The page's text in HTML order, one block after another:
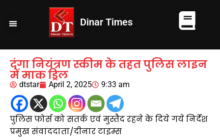
Dinar Times
दंगा नियंत्रण स्कीम के तहत पुलिस लाइन
में माक ड्रिल
dtstar April 2, 2025 9:33 am
पुलिस फोर्स को सतर्क एवं मुस्तैद रहने के दिये गये निर्देश
प्रमुख संवाददाता/दीनार टाइम्स